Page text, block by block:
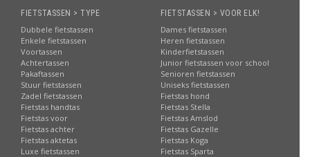
FIETSTASSEN > TYPE
Dubbele fietstassen
Enkele fietstassen
Voortassen
Achtertassen
Pakaftassen
Stuur fietstassen
Zadel fietstassen
Fietstas handtas
Fietstas voor
Fietstas achter
Fietstas aktetas
Luxe fietstassen
FIETSTASSEN > VOOR ELK!
Dames fietstassen
Heren fietstassen
Kinderfietstassen
Junior fietstassen voor school
Senioren fietstassen
Uniseks fietstassen
Fietstas hond
Fietstas Stella
Fietstas Amslod
Fietstas Gazelle
Fietstas Koga
Fietstas Sparta